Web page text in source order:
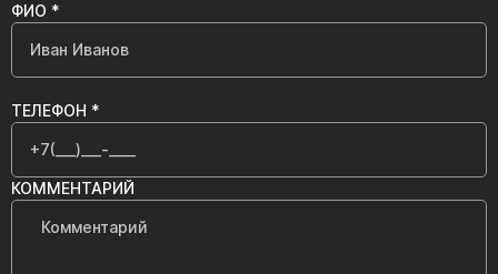
ФИО *
ТЕЛЕФОН *
КОММЕНТАРИЙ